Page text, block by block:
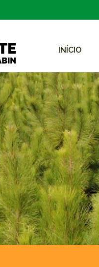
INÍCIO